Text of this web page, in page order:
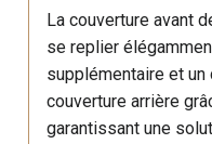
La couverture avant
se replier
supplémentaire et
couverture arrière
garantissant une